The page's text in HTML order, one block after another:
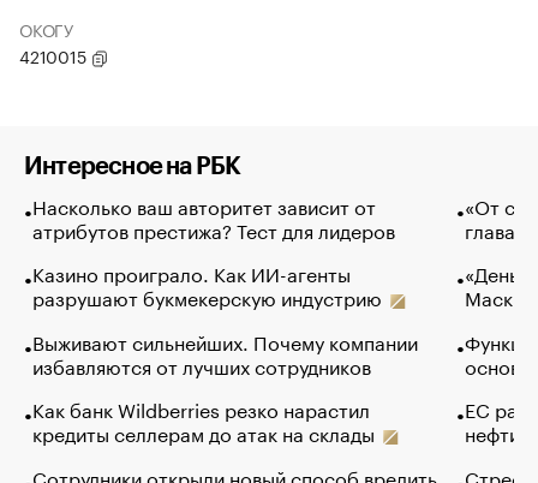
ОКОГУ
4210015
Интересное на РБК
Насколько ваш авторитет зависит от
атрибутов престижа? Тест для лидеров
Казино проиграло. Как ИИ-агенты
разрушают букмекерскую индустрию
Выживают сильнейших. Почему компании
избавляются от лучших сотрудников
Как банк Wildberries резко нарастил
кредиты селлерам до атак на склады
Сотрудники открыли новый способ вредить
«От
глава
Маск в
основ
ЕС
нефти